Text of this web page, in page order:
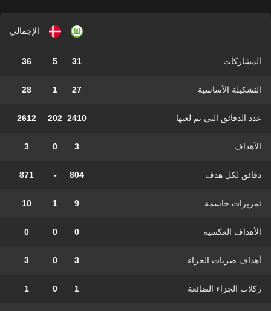
الإجمالي
المشاركات 31
5
36
التشكيلة الأساسية 27
1
28
عدد الدقائق التي تم لعبها 2410
202
2612
الأهداف 3
0
3
دقائق لكل هدف 804
-
871
تمريرات حاسمة 9
1
10
الأهداف العكسية 0
0
0
أهداف ضربات الجزاء 3
0
3
ركلات الجزاء الضائعة 1
0
1